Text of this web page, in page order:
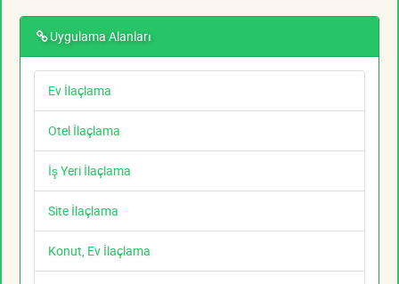
Uygulama Alanları
Ev İlaçlama
Otel İlaçlama
İş Yeri İlaçlama
Site İlaçlama
Konut, Ev İlaçlama